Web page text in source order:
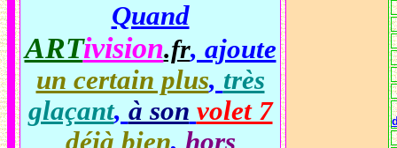
Quand
ARTivision.fr, ajoute
un certain plus, très
glaçant, à son volet 7
déjà bien, hors